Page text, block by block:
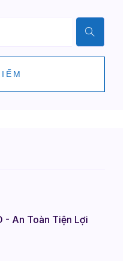
- An Toàn Tiện Lợi